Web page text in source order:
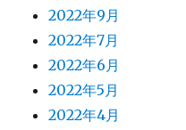
2022年9月
2022年7月
2022年6月
2022年5月
2022年4月